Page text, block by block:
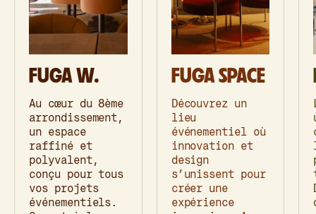
FUGA W.
Au cœur du 8ème
arrondissement,
un espace
raffiné et
polyvalent,
conçu pour tous
vos projets
événementiels.
FUGA SPACE
Découvrez un
lieu
événementiel où
innovation et
design
s’unissent pour
créer une
expérience